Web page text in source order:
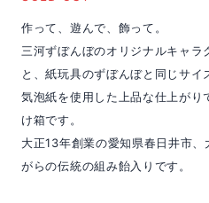
作って、遊んで、飾って。
三河ずぼんぼのオリジナルキャ
と、紙玩具のずぼんぼと同じサイ
気泡紙を使用した上品な仕上が
け箱です。
大正13年創業の愛知県春日井市
がらの伝統の組み飴入りです。